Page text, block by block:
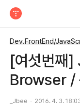
Dev.FrontEnd/
[여섯번째
Browser /
_Jbee 2016. 4. 3.